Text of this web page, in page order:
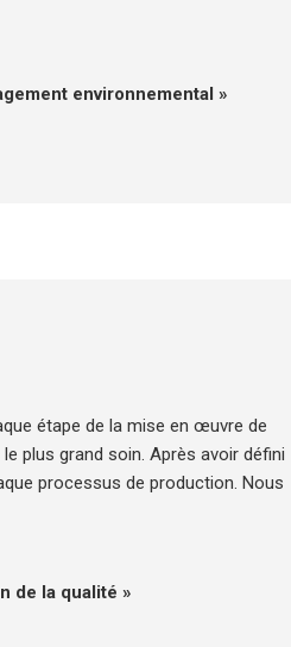
environnemental »
étape de la mise en œuvre de
plus grand soin. Après avoir défini
processus de production. Nous
de la qualité »